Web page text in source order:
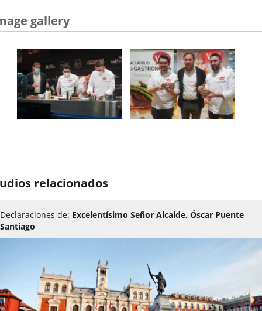
gallery
relacionados
Declaraciones de: Excelentísimo Señor Alcalde, Óscar Puente
Santiago